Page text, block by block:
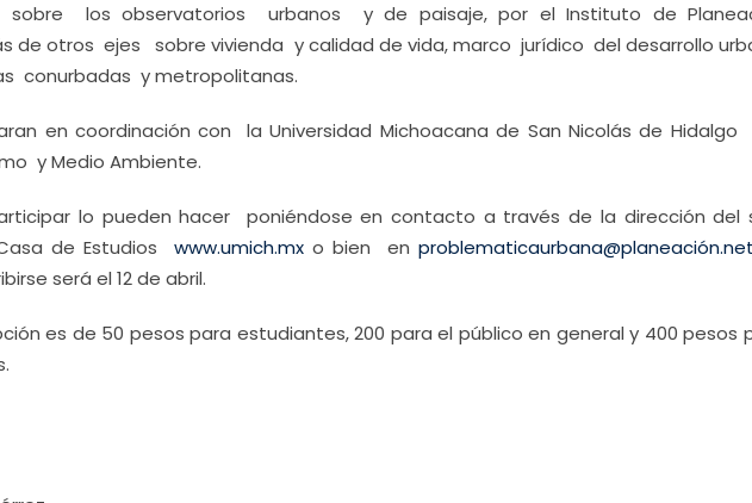
sobre los observatorios urbanos y de paisaje, por el Instituto de
de otros ejes sobre vivienda y calidad de vida, marco jurídico del desarrollo
conurbadas y metropolitanas.
en coordinación con la Universidad Michoacana de San Nicolás de Hidalgo
y Medio Ambiente.
lo pueden hacer poniéndose en contacto a través de la dirección del
de Estudios www.umich.mx o bien en problematicaurbana@planeación.net
será el 12 de abril.
es de 50 pesos para estudiantes, 200 para el público en general y 400 pesos